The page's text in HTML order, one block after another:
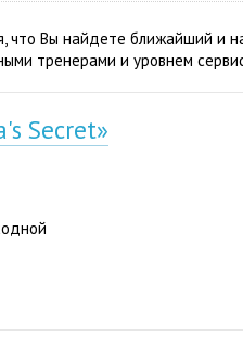
что Вы найдете ближайший и
тренерами и уровнем
Secret»